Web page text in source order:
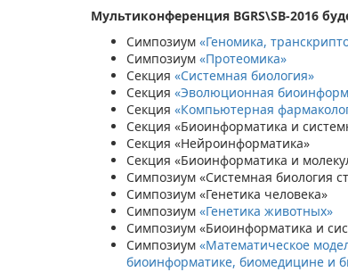
Мультиконференция BGRS\SB-2016
Симпозиум «Геномика,
Симпозиум «Протеомика»
Секция «Системная биология»
Секция «Эволюционная
Секция «Компьютерная
Секция «Биоинформатика и
Секция «Нейроинформатика»
Секция «Биоинформатика и
Симпозиум «Системная биология
Симпозиум «Генетика человека»
Симпозиум «Генетика животных»
Симпозиум «Биоинформатика и
Симпозиум «Математическое
биоинформатике, биомедицине и